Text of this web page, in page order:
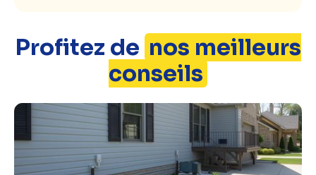
Profitez de nos meilleurs
conseils